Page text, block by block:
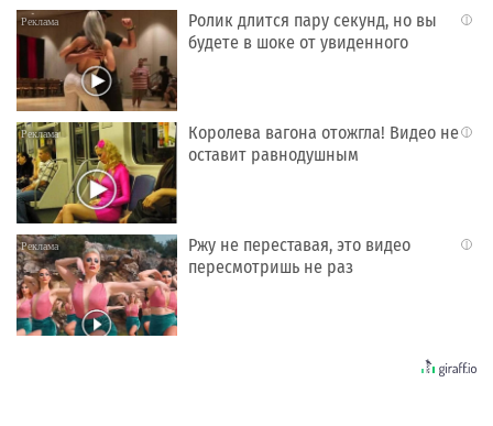
i
Ролик длится пару секунд, но вы
будете в шоке от увиденного
i
Королева вагона отожгла! Видео не
оставит равнодушным
i
Ржу не переставая, это видео
пересмотришь не раз